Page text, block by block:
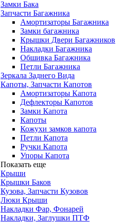
Замки Бака
Запчасти Багажника
Амортизаторы Багажника
Замки багажника
Крышки Двери Багажников
Накладки Багажника
Обшивка Багажника
Петли Багажника
Зеркала Заднего Вида
Капоты, Запчасти Капотов
Амортизаторы Капота
Дефлекторы Капотов
Замки Капота
Капоты
Кожухи замков капота
Петли Капота
Ручки Капота
Упоры Капота
Показать еще
Крыши
Крышки Баков
Кузова, Запчасти Кузовов
Люки Крыши
Накладки Фар, Фонарей
Накладки, Заглушки ПТФ